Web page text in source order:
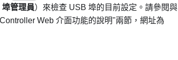
管理員）來檢查 USB 埠的目前設定。請參閱與
Web 介面功能的說明 兩節，網址為